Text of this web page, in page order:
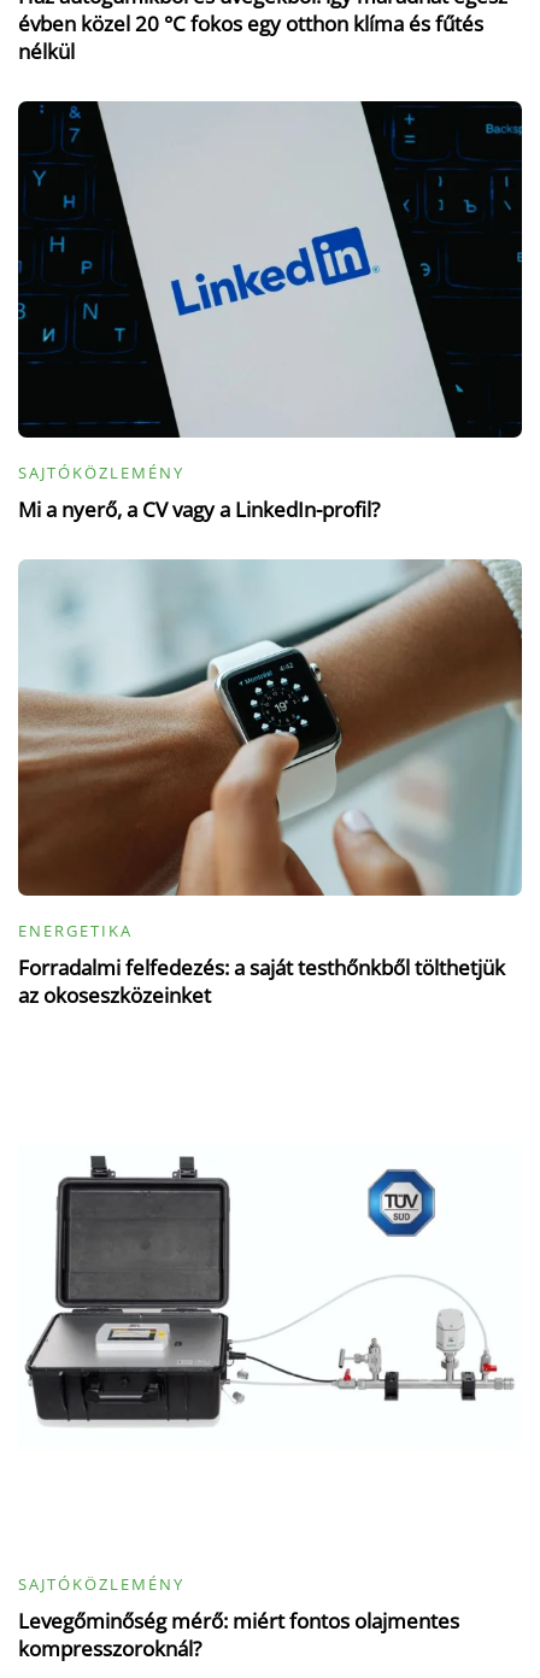
évben közel 20 °C fokos egy otthon klíma és fűtés
nélkül
SAJTÓKÖZLEMÉNY
Mi a nyerő, a CV vagy a LinkedIn-profil?
ENERGETIKA
Forradalmi felfedezés: a saját testhőnkből tölthetjük
az okoseszközeinket
SAJTÓKÖZLEMÉNY
Levegőminőség mérő: miért fontos olajmentes
kompresszoroknál?